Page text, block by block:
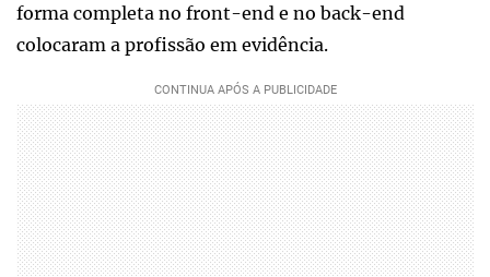
forma completa no front-end e no back-end
colocaram a profissão em evidência.